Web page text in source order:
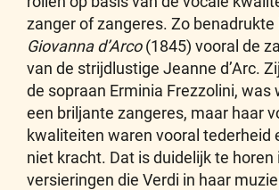
zanger of zangeres. Zo benadrukte
Giovanna d’Arco(1845) vooral de
van de strijdlustige Jeanne d’Arc.
de sopraan Erminia Frezzolini, was
een briljante zangeres, maar haar
kwaliteiten waren vooral tederheid
niet kracht. Dat is duidelijk te horen
versieringen die Verdi in haar